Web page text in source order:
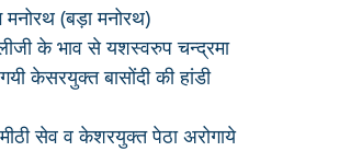
(बड़ा मनोरथ)
के भाव से यशस्वरुप चन्द्रमा
केसरयुक्त बासोंदी की हांडी
सेव व केशरयुक्त पेठा अरोगाये